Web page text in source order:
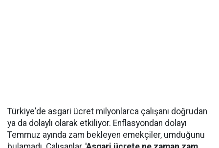
Türkiye'de asgari ücret milyonlarca çalışanı doğrudan
ya da dolaylı olarak etkiliyor. Enflasyondan dolayı
Temmuz ayında zam bekleyen emekçiler, umduğunu